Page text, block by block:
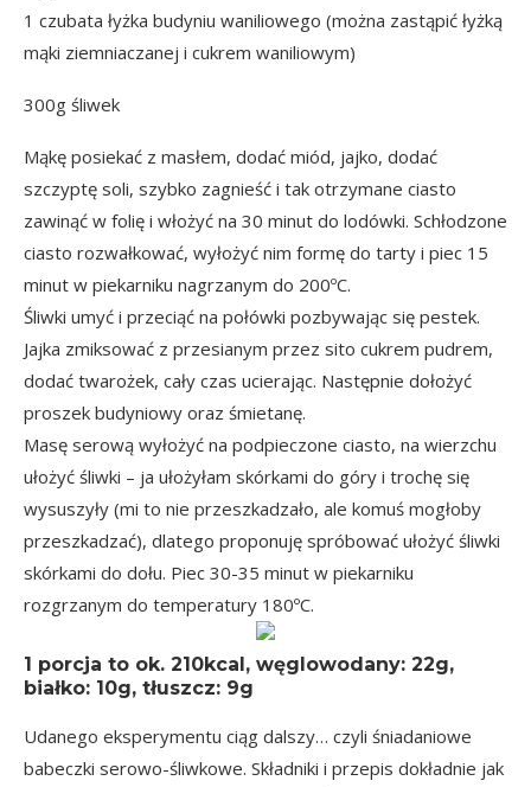
1 czubata łyżka budyniu waniliowego (można zastąpić łyżką
mąki ziemniaczanej i cukrem waniliowym)
300g śliwek
Mąkę posiekać z masłem, dodać miód, jajko, dodać
szczyptę soli, szybko zagnieść i tak otrzymane ciasto
zawinąć w folię i włożyć na 30 minut do lodówki. Schłodzone
ciasto rozwałkować, wyłożyć nim formę do tarty i piec 15
minut w piekarniku nagrzanym do 200ºC.
Śliwki umyć i przeciąć na połówki pozbywając się pestek.
Jajka zmiksować z przesianym przez sito cukrem pudrem,
dodać twarożek, cały czas ucierając. Następnie dołożyć
proszek budyniowy oraz śmietanę.
Masę serową wyłożyć na podpieczone ciasto, na wierzchu
ułożyć śliwki – ja ułożyłam skórkami do góry i trochę się
wysuszyły (mi to nie przeszkadzało, ale komuś mogłoby
przeszkadzać), dlatego proponuję spróbować ułożyć śliwki
skórkami do dołu. Piec 30-35 minut w piekarniku
rozgrzanym do temperatury 180ºC.
1 porcja to ok. 210kcal, węglowodany: 22g,
białko: 10g, tłuszcz: 9g
Udanego eksperymentu ciąg dalszy… czyli śniadaniowe
babeczki serowo-śliwkowe. Składniki i przepis dokładnie jak